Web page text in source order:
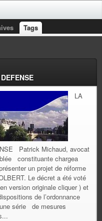
Tags
LA
Patrick Michaud, avocat
constituante chargea
un projet de réforme
Le décret a été voté
version originale cliquer ) et
de l’ordonnance
série de mesures